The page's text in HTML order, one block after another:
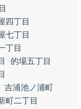
四丁目
七丁目
丁目
的場五丁目
吉浦池ノ浦町
町二丁目